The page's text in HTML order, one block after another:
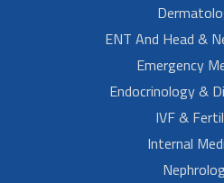
ENT And Head &
Emergency
Endocrinology &
IVF &
Internal